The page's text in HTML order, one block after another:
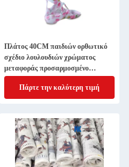
Πλάτος 40CM παιδιών ορθωτικό
σχέδιο λουλουδιών χρώματος
μεταφοράς προσαρμοσμένο
έγγραφο
Πάρτε την καλύτερη τιμή